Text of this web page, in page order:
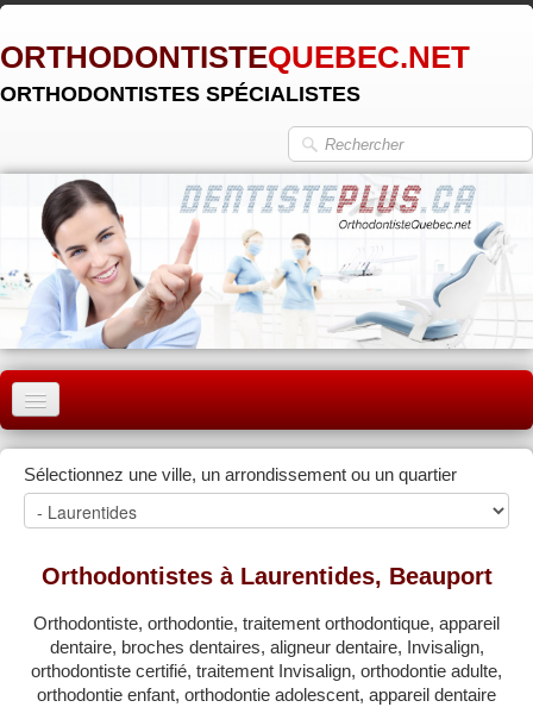
ORTHODONTISTEQUEBEC.NET
ORTHODONTISTES SPÉCIALISTES
ACCUEIL
MONTRÉAL
QUÉBEC
LAVAL
RÉGIONS▼
ZONE DENTISTE▼
Sélectionnez une ville, un arrondissement ou un quartier
Orthodontistes à Laurentides, Beauport
Orthodontiste, orthodontie, traitement orthodontique, appareil
dentaire, broches dentaires, aligneur dentaire, Invisalign,
orthodontiste certifié, traitement Invisalign, orthodontie adulte,
orthodontie enfant, orthodontie adolescent, appareil dentaire